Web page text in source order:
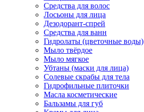
Средства для волос
Лосьоны для лица
Дезодорант-спрей
Средства для ванн
Гидролаты (цветочные воды)
Мыло твёрдое
Мыло мягкое
Убтаны (маски для лица)
Солевые скрабы для тела
Гидрофильные плиточки
Масла косметические
Бальзамы для губ